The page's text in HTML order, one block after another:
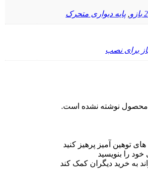
,پایه دیواری متحرک
برای نصب
محصول نوشته نشده است.
های توهین آمیز پرهیز کنید
را بنویسید
به خرید دیگران کمک کند